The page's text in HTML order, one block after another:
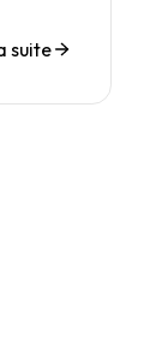
suite